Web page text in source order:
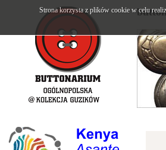
Strona korzysta z plików cookie w celu